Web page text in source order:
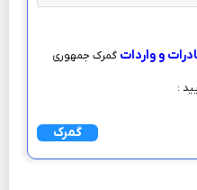
و واردات گمرک جمهوری
:
گمرک